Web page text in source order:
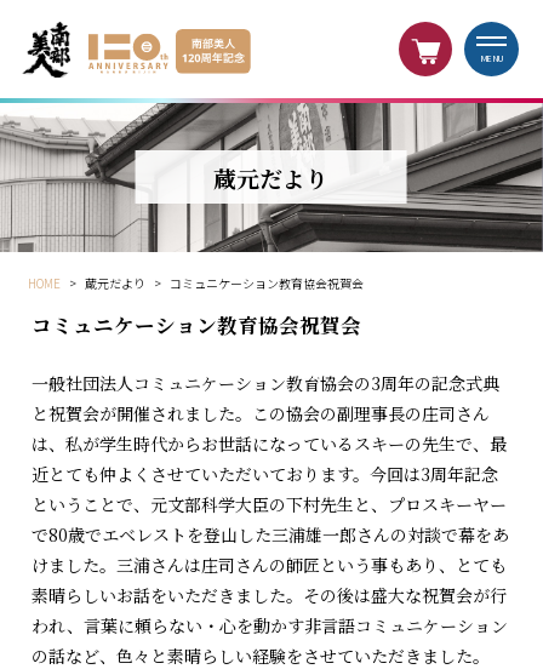
MENU
蔵元だより
HOME > 蔵元だより > コミュニケーション教育協会祝賀会
コミュニケーション教育協会祝賀会
一般社団法人コミュニケーション教育協会の3周年の記念式典
と祝賀会が開催されました。この協会の副理事長の庄司さん
は、私が学生時代からお世話になっているスキーの先生で、最
近とても仲よくさせていただいております。今回は3周年記念
ということで、元文部科学大臣の下村先生と、プロスキーヤー
で80歳でエベレストを登山した三浦雄一郎さんの対談で幕をあ
けました。三浦さんは庄司さんの師匠という事もあり、とても
素晴らしいお話をいただきました。その後は盛大な祝賀会が行
われ、言葉に頼らない・心を動かす非言語コミュニケーション
の話など、色々と素晴らしい経験をさせていただきました。